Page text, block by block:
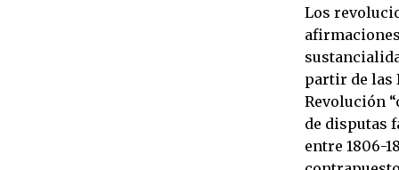
Los
partir de las
Revolución
de disputas
entre 1806-